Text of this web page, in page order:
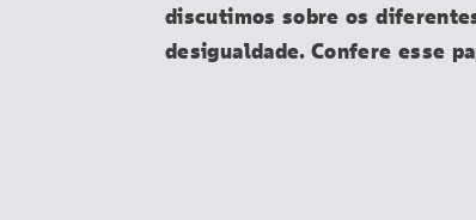
discutimos sobre os
desigualdade. Confere esse